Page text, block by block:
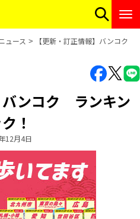
ュース 【更新・訂正情報】バンコク
バンコク ランキン
！
12月4日